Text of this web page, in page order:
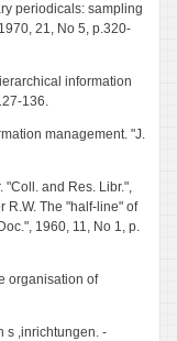
periodicals: sampling
21, No 5, p.320-
information
136.
management. "J.
"Coll. and Res. Libr.",
R.W. The "half-line" of
1960, 11, No 1, p.
organisation of
s ,inrichtungen. -